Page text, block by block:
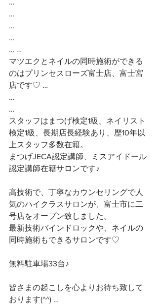
…
…
…
…
… …
マツエクとネイルの同時施術ができる
のはプリンセスローズ富士店、富士宮
店です♡ …
…
…
スタッフはまつげ検定1級、ネイリスト
検定1級、長期店長経験あり、歴10年以
上スタッフ多数在籍。
まつげJECA認定講師、ミスアイドール
認定講師在籍サロンです♪
高技術で、丁寧なカウンセリングで人
気のハイクラスサロンが、富士市に二
号店をオープン致しました。
最新技術バインドロックや、ネイルの
同時施術もできるサロンです♡
無料駐車場33台♪
皆さまの起こしを心よりお待ち致して
おります(^^) …